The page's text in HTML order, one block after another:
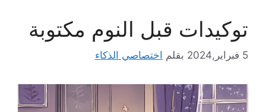
توكيدات قبل النوم مكتوبة
5 فبراير,2024 بقلم اختصاصي الذكاء